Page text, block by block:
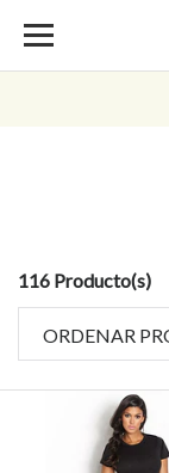
116 Producto(s)
ORDENAR